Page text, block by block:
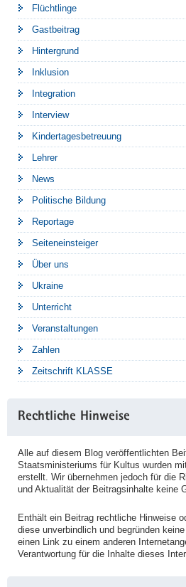
Flüchtlinge
Gastbeitrag
Hintergrund
Inklusion
Integration
Interview
Kindertagesbetreuung
Lehrer
News
Politische Bildung
Reportage
Seiteneinsteiger
Über uns
Ukraine
Unterricht
Veranstaltungen
Zahlen
Zeitschrift KLASSE
Rechtliche Hinweise
Alle auf diesem Blog veröffentlichten
Staatsministeriums für Kultus wurden
erstellt. Wir übernehmen jedoch für die
und Aktualität der Beitragsinhalte keine
Enthält ein Beitrag rechtliche Hinweise
diese unverbindlich und begründen
einen Link zu einem anderen
Verantwortung für die Inhalte dieses